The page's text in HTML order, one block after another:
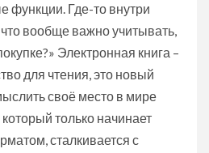
функции. Где-то внутри
вообще важно учитывать,
Электронная книга –
для чтения, это новый
своё место в мире
только начинает
сталкивается с